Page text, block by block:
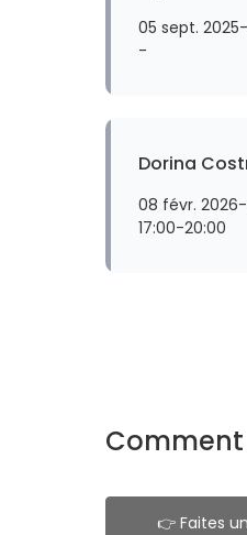
05 sept. 2025-
-
Dorina
08 févr. 2026-
17:00-20:00
👉 Faites